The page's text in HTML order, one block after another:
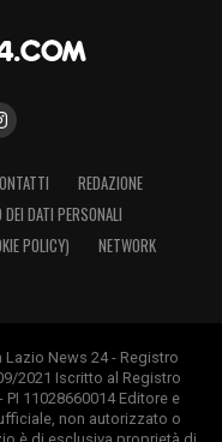
REDAZIONE
DATI PERSONALI
POLICY)
NETWORK
News 24 - Registro
2021 Iscritto al Registro
11028660014 Editore e
non autorizzato o